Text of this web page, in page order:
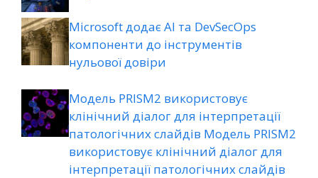
Microsoft додає AI та DevSecOps
компоненти до інструментів
нульової довіри
Модель PRISM2 використовує
клінічний діалог для інтерпретації
патологічних слайдів Модель PRISM2
використовує клінічний діалог для
інтерпретації патологічних слайдів